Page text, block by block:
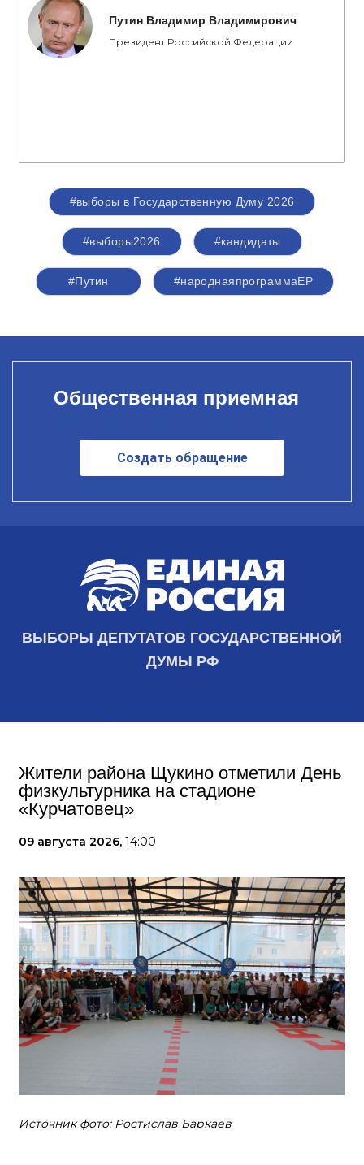
Путин Владимир Владимирович
Президент Российской Федерации
#выборы в Государственную Думу 2026
#выборы2026 #кандидаты
#Путин #народнаяпрограммаЕР
Общественная приемная
Создать обращение
ВЫБОРЫ ДЕПУТАТОВ ГОСУДАРСТВЕННОЙ
ДУМЫ РФ
Жители района Щукино отметили День
физкультурника на стадионе
«Курчатовец»
09 августа 2026, 14:00
Источник фото: Ростислав Баркаев